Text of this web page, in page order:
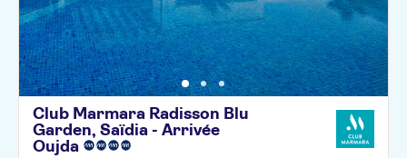
Club Marmara Radisson Blu
Garden, Saïdia - Arrivée
Oujda